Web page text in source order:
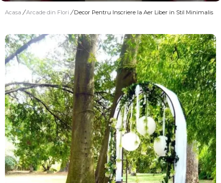
Acasa / Arcade din Flori / Decor Pentru Inscriere la Aer Liber in Stil Minimalis